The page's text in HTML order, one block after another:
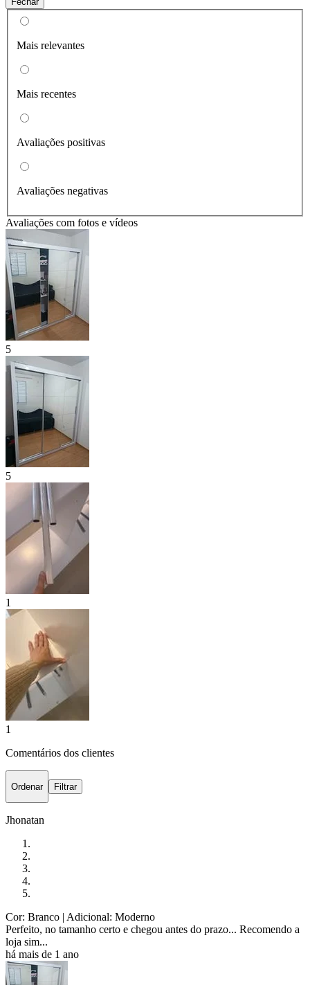
Mais relevantes
Mais recentes
Avaliações positivas
Avaliações negativas
Avaliações com fotos e vídeos
5
5
1
1
Comentários dos clientes
Ordenar Filtrar
Jhonatan
Cor: Branco | Adicional: Moderno
Perfeito, no tamanho certo e chegou antes do prazo... Recomendo a
loja sim...
há mais de 1 ano